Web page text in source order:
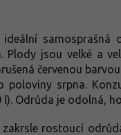
ideální samosprašná
Plody jsou velké a
červenou
poloviny srpna.
Odrůda je odolná,
rostoucí